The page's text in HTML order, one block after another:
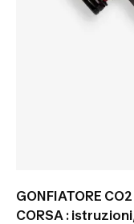
GONFIATORE
CORSA :